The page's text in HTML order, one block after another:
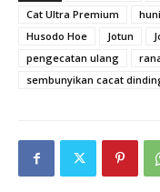
Cat Ultra Premium
Husodo Hoe
Jotun
pengecatan ulang
sembunyikan cacat